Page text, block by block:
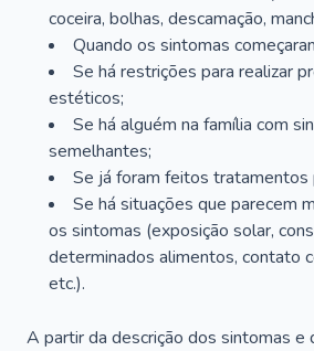
coceira, bolhas, descamação,
Quando os sintomas
Se há restrições para realizar
estéticos;
Se há alguém na família com
semelhantes;
Se já foram feitos tratamentos
Se há situações que parecem
os sintomas (exposição solar,
determinados alimentos, contato
etc.).
A partir da descrição dos sintomas e